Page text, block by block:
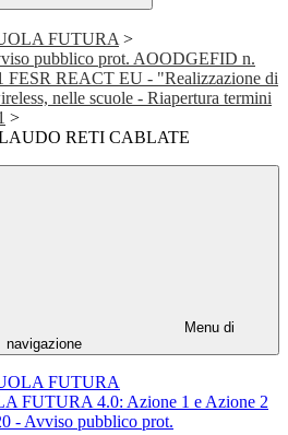
FUTURA >
pubblico prot. AOODGEFID n.
FESR REACT EU - "Realizzazione di
nelle scuole - Riapertura termini
>
RETI CABLATE
Menu di
navigazione
FUTURA
FUTURA 4.0: Azione 1 e Azione 2
- Avviso pubblico prot.